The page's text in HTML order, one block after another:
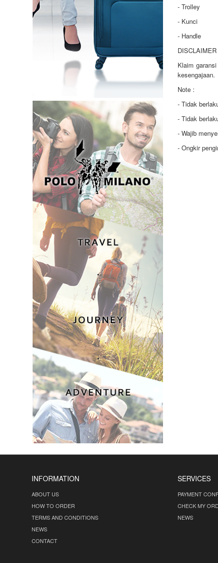
- Trolley
- Kunci
- Handle
Klaim
kesengajaan.
Note :
- Tidak
- Tidak
- Wajib
- Ongkir
INFORMATION
ABOUT US
HOW TO ORDER
TERMS AND CONDITIONS
NEWS
CONTACT
SERVICES
PAYMENT
CHECK MY
NEWS